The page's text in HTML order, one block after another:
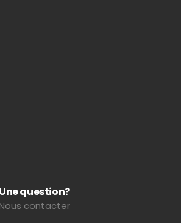
Une question?
Nous contacter